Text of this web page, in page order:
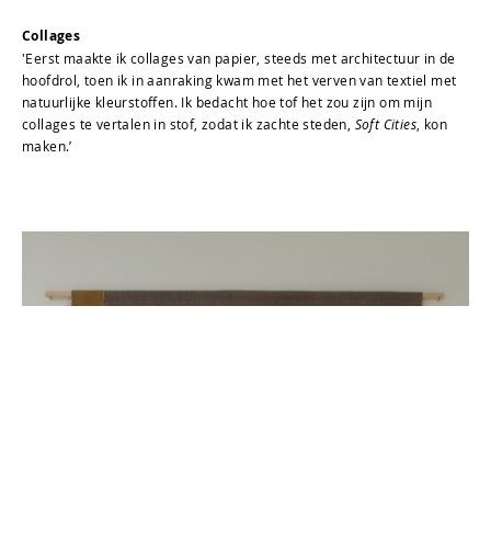
Collages
'Eerst maakte ik collages van papier, steeds met architectuur in de
hoofdrol, toen ik in aanraking kwam met het verven van textiel met
natuurlijke kleurstoffen. Ik bedacht hoe tof het zou zijn om mijn
collages te vertalen in stof, zodat ik zachte steden, Soft Cities , kon
maken.’